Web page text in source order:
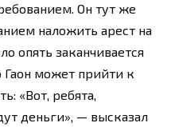
Он тут же
наложить арест на
опять заканчивается
Гаон может прийти к
«Вот, ребята,
деньги», — высказал